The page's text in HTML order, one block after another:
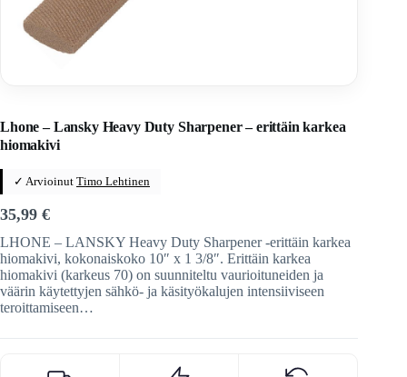
Lhone – Lansky Heavy Duty Sharpener – erittäin karkea
hiomakivi
✓ Arvioinut Timo Lehtinen
35,99 €
LHONE – LANSKY Heavy Duty Sharpener -erittäin karkea
hiomakivi, kokonaiskoko 10″ x 1 3/8″. Erittäin karkea
hiomakivi (karkeus 70) on suunniteltu vaurioituneiden ja
väärin käytettyjen sähkö- ja käsityökalujen intensiiviseen
teroittamiseen…